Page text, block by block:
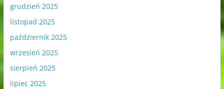
grudzień 2025
listopad 2025
październik 2025
wrzesień 2025
sierpień 2025
lipiec 2025